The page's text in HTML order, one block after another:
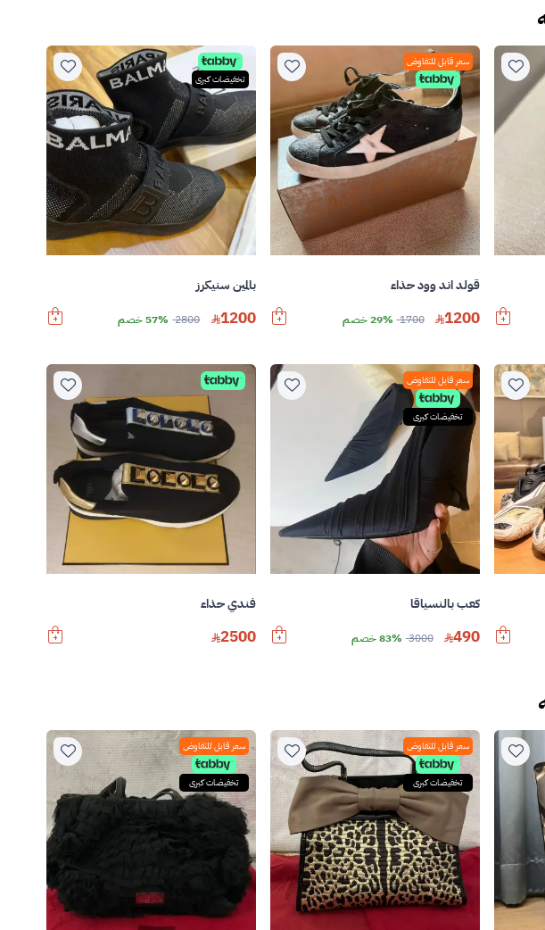
سعر قابل للتفاوض
قولد اند وود حذاء
1200
1700 29% خصم
تخفيضات كبرى
بالمين سنيكرز
1200
2800 57% خصم
سعر قابل للتفاوض
تخفيضات كبرى
كعب بالنسياقا
490
3000 83% خصم
فندي حذاء
2500
سعر قابل للتفاوض
تخفيضات كبرى
سعر قابل للتفاوض
تخفيضات كبرى